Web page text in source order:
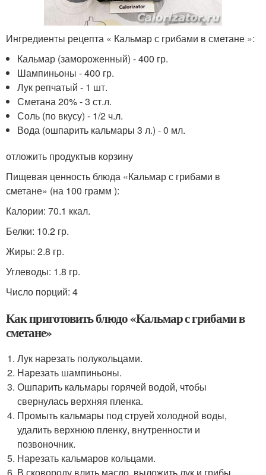
Ингредиенты рецепта « Кальмар с грибами в сметане »:
Кальмар (замороженный) - 400 гр.
Шампиньоны - 400 гр.
Лук репчатый - 1 шт.
Сметана 20% - 3 ст.л.
Соль (по вкусу) - 1/2 ч.л.
Вода (ошпарить кальмары 3 л.) - 0 мл.
отложить продуктыв корзину
Пищевая ценность блюда «Кальмар с грибами в
сметане» (на 100 грамм ):
Калории: 70.1 ккал.
Белки: 10.2 гр.
Жиры: 2.8 гр.
Углеводы: 1.8 гр.
Число порций: 4
Как приготовить блюдо «Кальмар с грибами в
сметане»
Лук нарезать полукольцами.
Нарезать шампиньоны.
Ошпарить кальмары горячей водой, чтобы
свернулась верхняя пленка.
Промыть кальмары под струей холодной воды,
удалить верхнюю пленку, внутренности и
позвоночник.
Нарезать кальмаров кольцами.